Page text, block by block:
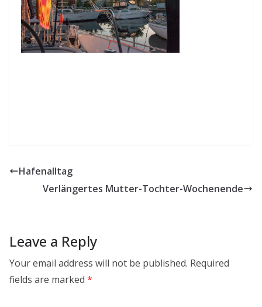
Hafenalltag
Verlängertes Mutter-Tochter-Wochenende
Leave a Reply
Your email address will not be published. Required
fields are marked *